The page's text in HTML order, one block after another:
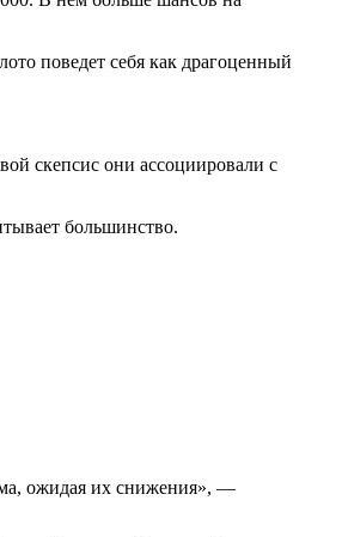
поведет себя как драгоценный
скепсис они ассоциировали с
большинство.
ожидая их снижения», —